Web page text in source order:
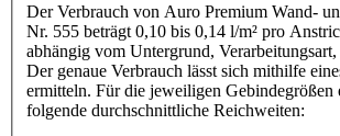
Der Verbrauch von Auro Premium Wand-
Nr. 555 beträgt 0,10 bis 0,14 l/m² pro
abhängig vom Untergrund,
Der genaue Verbrauch lässt sich mithilfe
ermitteln. Für die jeweiligen Gebindegrößen
folgende durchschnittliche Reichweiten: